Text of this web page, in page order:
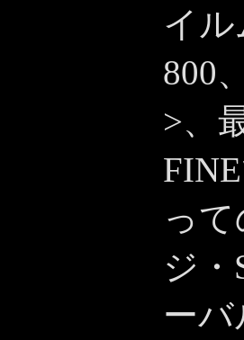
イル
800
>、
っ
ジ
ー